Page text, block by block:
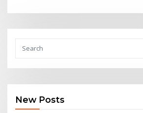
New Posts